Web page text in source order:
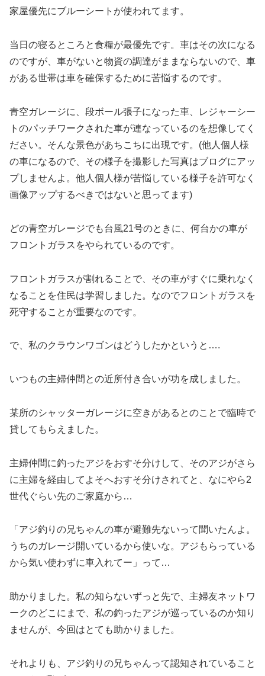
家屋優先にブルーシートが使われてます。
当日の寝るところと食糧が最優先です。車はその次になる
のですが、車がないと物資の調達がままならないので、車
がある世帯は車を確保するために苦悩するのです。
青空ガレージに、段ボール張子になった車、レジャーシー
トのパッチワークされた車が連なっているのを想像してく
ださい。そんな景色があちこちに出現です。(他人個人様
の車になるので、その様子を撮影した写真はブログにアッ
プしませんよ。他人個人様が苦悩している様子を許可なく
画像アップするべきではないと思ってます)
どの青空ガレージでも台風21号のときに、何台かの車が
フロントガラスをやられているのです。
フロントガラスが割れることで、その車がすぐに乗れなく
なることを住民は学習しました。なのでフロントガラスを
死守することが重要なのです。
で、私のクラウンワゴンはどうしたかというと….
いつもの主婦仲間との近所付き合いが功を成しました。
某所のシャッターガレージに空きがあるとのことで臨時で
貸してもらえました。
主婦仲間に釣ったアジをおすそ分けして、そのアジがさら
に主婦を経由してよそへおすそ分けされてと、なにやら2
世代ぐらい先のご家庭から…
「アジ釣りの兄ちゃんの車が避難先ないって聞いたんよ。
うちのガレージ開いているから使いな。アジもらっている
から気い使わずに車入れてー」って…
助かりました。私の知らないずっと先で、主婦友ネットワ
ークのどこにまで、私の釣ったアジが巡っているのか知り
ませんが、今回はとても助かりました。
それよりも、アジ釣りの兄ちゃんって認知されていること